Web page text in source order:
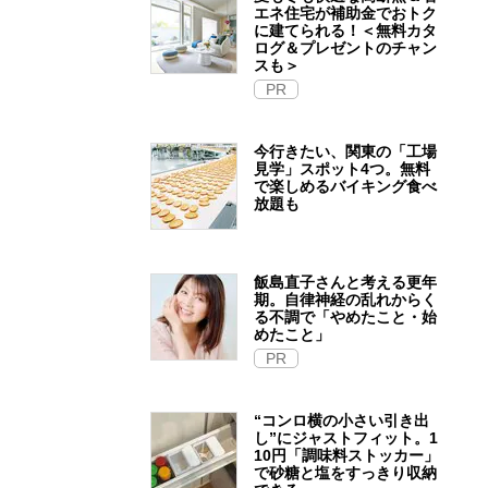
エネ住宅が補助金でおトク
に建てられる！＜無料カタ
ログ＆プレゼントのチャン
スも＞
PR
今行きたい、関東の「工場
見学」スポット4つ。無料
で楽しめるバイキング食べ
放題も
飯島直子さんと考える更年
期。自律神経の乱れからく
る不調で「やめたこと・始
めたこと」
PR
“コンロ横の小さい引き出
し”にジャストフィット。1
10円「調味料ストッカー」
で砂糖と塩をすっきり収納